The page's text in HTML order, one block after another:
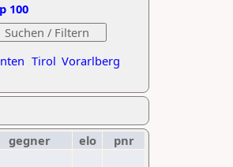
Tirol Vorarlberg
100
gegner elo
pnr